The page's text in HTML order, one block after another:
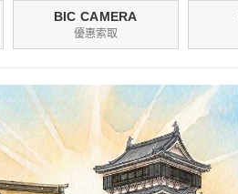
BIC CAMERA
優惠索取